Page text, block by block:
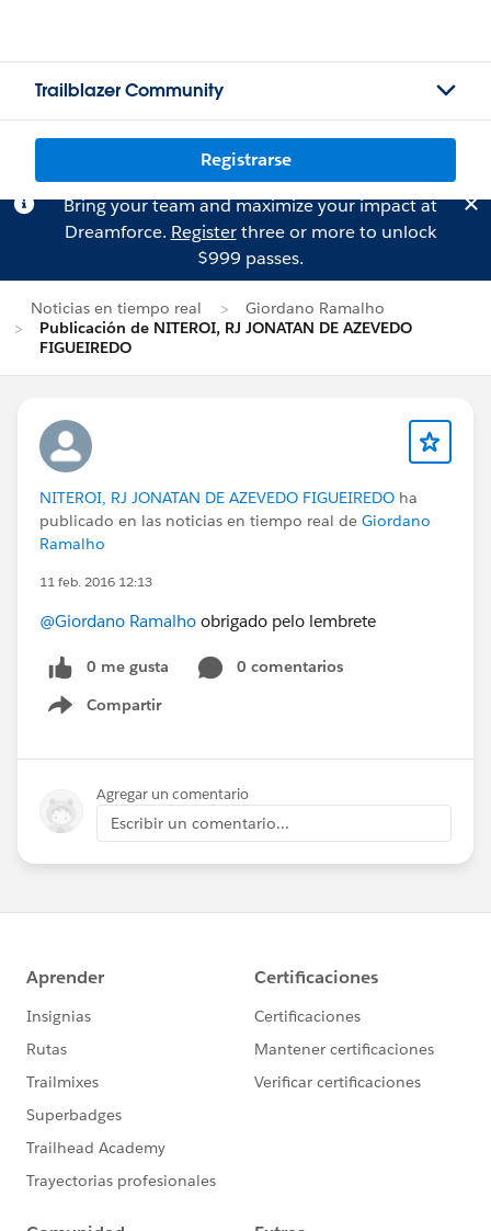
Trailblazer Community
Registrarse
Bring your team and maximize your impact at
Dreamforce. Registerthree or more to unlock
$999 passes.
Noticias en tiempo real
Giordano Ramalho
Publicación de NITEROI, RJ JONATAN DE AZEVEDO
FIGUEIREDO
NITEROI, RJ JONATAN DE AZEVEDO FIGUEIREDO ha
publicado en las noticias en tiempo real de Giordano
Ramalho
11 feb. 2016 12:13
@Giordano Ramalho obrigado pelo lembrete
0 me gusta
0 comentarios
Compartir
Show menu
Agregar un comentario
Escribir un comentario...